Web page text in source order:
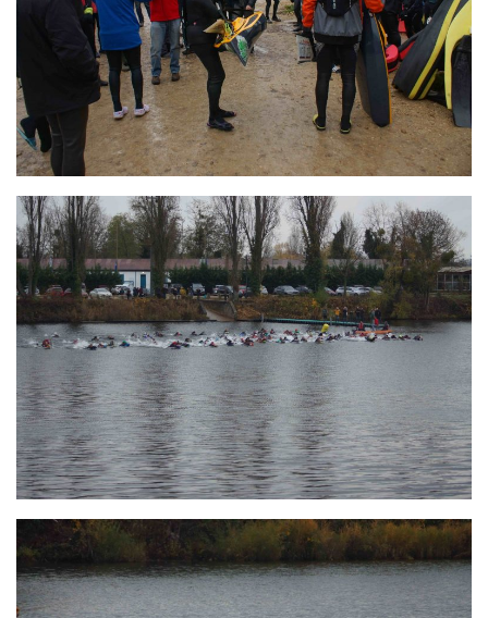
Jeune plongeur
Plongeur N1
Plongeur N2
Plongeur N3
Maintien des acquis
Guide de palanquée N4
Initiateur
Moniteur Fédéral
Organisation
Responsables
Sorties techniques
APNEE
SORTIES
Sorties 2026
Sorties 2025
Sorties 2024